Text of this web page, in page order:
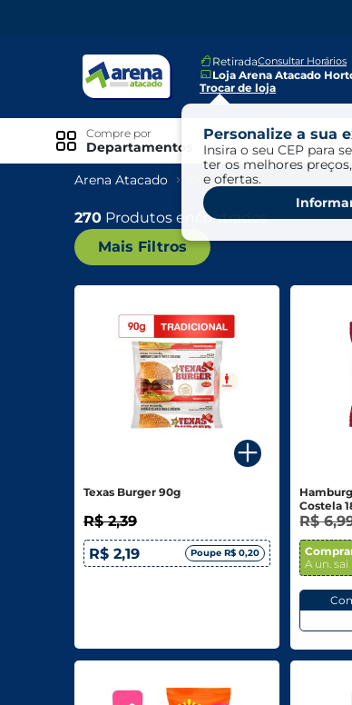
RetiradaConsultar Horários
Loja Arena Atacado
Trocar de loja
Personalize a sua
Insira o seu CEP para
ter os melhores
e ofertas.
Compre por
Departamentos
Especiais
Exclusivo Online
Ofertas
Ofertas Arena Mais
Ofertas Cartão Fácil pra Pagar
Mundo Infantil
Mercearia
Bebidas
Carnes, Aves E Peixes
Frios E Laticínios
Arena Atacado Congelados
270 Produtos encontrados
Mais Filtros
Texas Burger 90g
R$ 2,39
R$ 2,19
Poupe R$ 0,20
Costela
R$
A un. sai